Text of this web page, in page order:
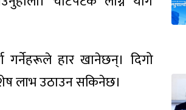
गर्नेहरूले हार खानेछन्। दिगो
लाभ उठाउन सकिनेछ।